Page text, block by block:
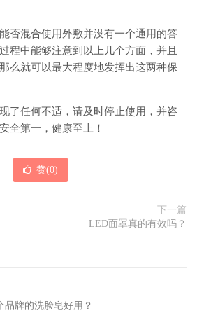
否混合使用外敷并没有一个通用的答
程中能够注意到以上几个方面，并且
么就可以最大程度地发挥出这两种保
了任何不适，请及时停止使用，并咨
全第一，健康至上！
赞(0)
下一篇
LED面罩真的有效吗？
牌的洗脸皂好用？